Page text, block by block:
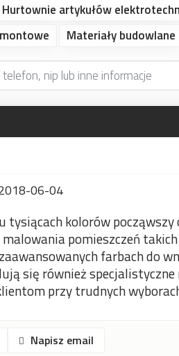
Hurtownie artykułów
Materiały budowlane
06-04
kolorów
pomieszczeń
farbach do
się również
przy trudnych
Napisz email